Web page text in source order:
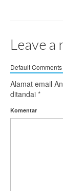
Leave a
Default Comments
Alamat email
ditandai *
Komentar